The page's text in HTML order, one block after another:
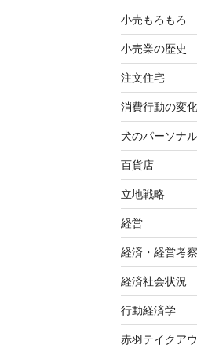
小売もろもろ
小売業の歴史
注文住宅
消費行動の変化
犬のパーソナ
百貨店
立地戦略
経営
経済・経営考察
経済社会状況
行動経済学
赤羽テイクア